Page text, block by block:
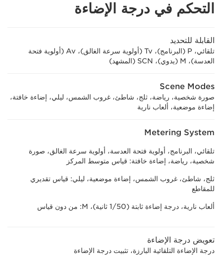
التحكم في درجة الإضاءة
القابلة للتحديد
تلقائي، P (البرنامج)، Tv (أولوية سرعة الغالق)، Av (أولوية فتحة
العدسة)، M (يدوي)، SCN (المشهد)
Scene Modes
صورة شخصية، رياضة، ثلج، شاطئ، غروب الشمس، ليلي، إضاءة خافتة،
إضاءة موضعية، ألعاب نارية
Metering System
تلقائي، البرنامج، أولوية فتحة العدسة، أولوية سرعة الغالق، صورة
شخصية، رياضة، إضاءة خافتة: قياس متوسط المركز
ثلج، شاطئ، غروب الشمس، إضاءة موضعية، ليلي: قياس تقديري
للمقاطع
ألعاب نارية، درجة إضاءة ثابتة (1/50 ثانية)، M: من دون قياس
تعويض درجة الإضاءة
درجة الإضاءة التلقائية البارزة، تثبيت درجة الإضاءة